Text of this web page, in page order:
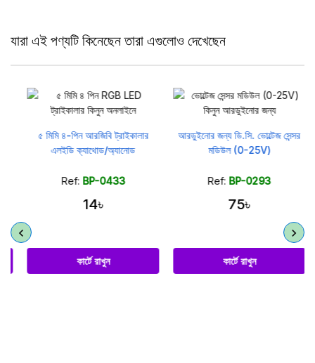
যারা এই পণ্যটি কিনেছেন তারা এগুলোও দেখেছেন
৫ মিমি ৪-পিন আরজিবি ট্রাইকালার
এলইডি ক্যাথোড/অ্যানোড
Ref: BP-0433
14৳
কার্টে রাখুন
আরডুইনোর জন্য ডি.সি. ভোল্টেজ সেন্সর
মডিউল (0-25V)
Ref: BP-0293
75৳
কার্টে রাখুন